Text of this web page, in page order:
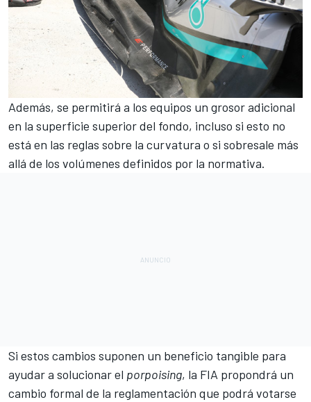
Además, se permitirá a los equipos un grosor adicional
en la superficie superior del fondo, incluso si esto no
está en las reglas sobre la curvatura o si sobresale más
allá de los volúmenes definidos por la normativa.
Si estos cambios suponen un beneficio tangible para
ayudar a solucionar el porpoising, la FIA propondrá un
cambio formal de la reglamentación que podrá votarse